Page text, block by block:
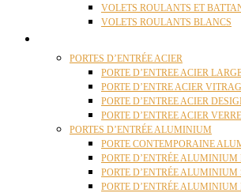
VOLETS ROULANTS ET
VOLETS ROULANTS BLANCS
PORTES D’ENTRÉE ACIER
PORTE D’ENTREE ACIER
PORTE D’ENTRE ACIER
PORTE D’ENTREE ACIER
PORTE D’ENTREE ACIER VERRE
PORTES D’ENTRÉE ALUMINIUM
PORTE CONTEMPORAINE
PORTE D’ENTRÉE ALUMINIUM
PORTE D’ENTRÉE
PORTE D’ENTRÉE ALUMINIUM